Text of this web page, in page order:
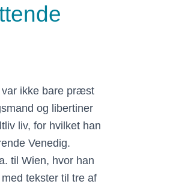
var ikke bare præst
og libertiner
liv, for hvilket han
Venedig.
til Wien, hvor han
tekster til tre af